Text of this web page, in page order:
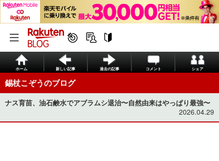
ホーム 新しい記事 過去の記事 コメント シェア
錫杖こぞうのブログ
ナス育苗、油石鹸水でアブラムシ退治〜自然由来はやっぱり最強〜
2026.04.29